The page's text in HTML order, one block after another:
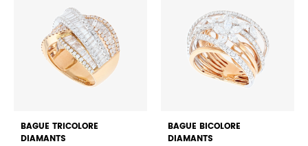
BAGUE TRICOLORE
DIAMANTS
BAGUE BICOLORE
DIAMANTS